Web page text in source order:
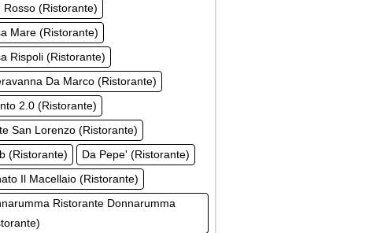
Rosso (Ristorante)
Mare (Ristorante)
Rispoli (Ristorante)
Da Marco (Ristorante)
2.0 (Ristorante)
San Lorenzo (Ristorante)
(Ristorante)
Da Pepe' (Ristorante)
Il Macellaio (Ristorante)
Ristorante Donnarumma